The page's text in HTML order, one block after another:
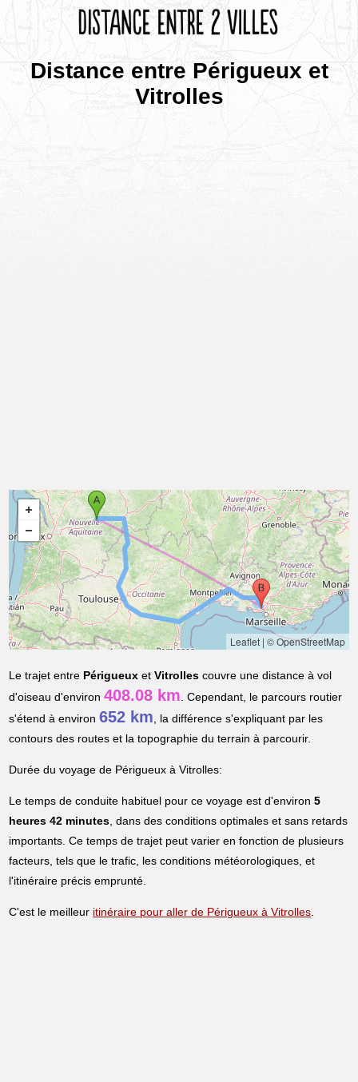
Distance entre Périgueux et
Vitrolles
Leaflet| © OpenStreetMap
Le trajet entre Périgueux etVitrolles couvre une distance à vol
d'oiseau d'environ408.08 km. Cependant, le parcours routier
s'étend à environ652 km, la différence s'expliquant par les
contours des routes et la topographie du terrain à parcourir.
Durée du voyage de Périgueux à Vitrolles:
Le temps de conduite habituel pour ce voyage est d'environ5
heures 42 minutes, dans des conditions optimales et sans retards
importants. Ce temps de trajet peut varier en fonction de plusieurs
facteurs, tels que le trafic, les conditions météorologiques, et
l'itinéraire précis emprunté.
C'est le meilleur itinéraire pour aller de Périgueux à Vitrolles.